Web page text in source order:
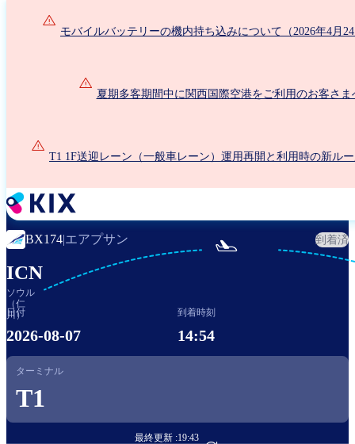
モバイルバッテリーの機内持ち込みについて（2026年4月
夏期多客期間中に関西国際空港をご利用のお客さま
T1 1F送迎レーン（一般車レーン）運用再開と利用時の新ル
BX174|エアプサン 到着済
ICN
ソウル
（仁
川）

日付
2026-08-07
到着時刻
14:54
ターミナル
T1
最終更新 :19:43